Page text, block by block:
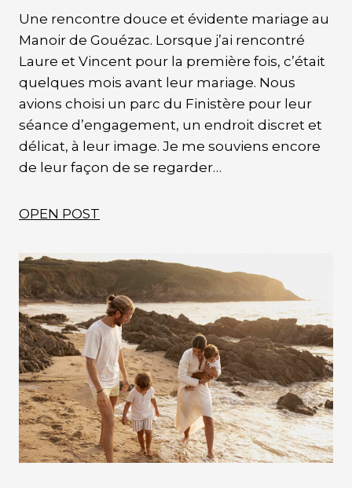
Une rencontre douce et évidente mariage au
Manoir de Gouézac. Lorsque j’ai rencontré
Laure et Vincent pour la première fois, c’était
quelques mois avant leur mariage. Nous
avions choisi un parc du Finistère pour leur
séance d’engagement, un endroit discret et
délicat, à leur image. Je me souviens encore
de leur façon de se regarder…
OPEN POST